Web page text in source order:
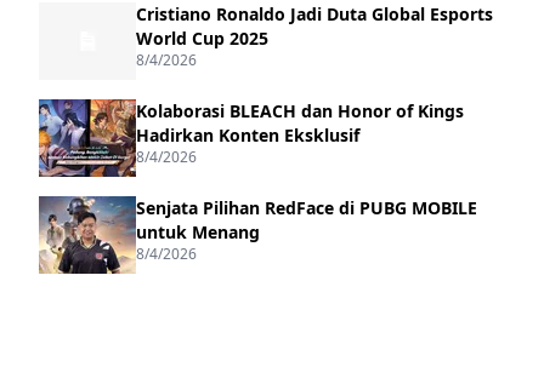
Cristiano Ronaldo Jadi Duta Global Esports
World Cup 2025
8/4/2026
Kolaborasi BLEACH dan Honor of Kings
Hadirkan Konten Eksklusif
8/4/2026
Senjata Pilihan RedFace di PUBG MOBILE
untuk Menang
8/4/2026